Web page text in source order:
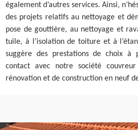
également d’autres services. Ainsi,
des projets relatifs au nettoyage et
pose de gouttière, au nettoyage et
tuile, à l’isolation de toiture et à
suggère des prestations de choix à
contact avec notre société
rénovation et de construction en neuf